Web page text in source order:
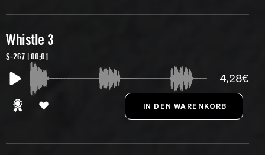
Whistle 3
S-267 | 00:01
4,28€